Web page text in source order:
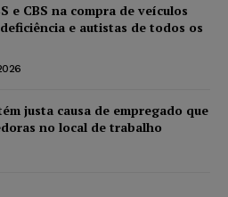
e CBS na compra de veículos
e autistas de todos os
justa causa de empregado que
no local de trabalho